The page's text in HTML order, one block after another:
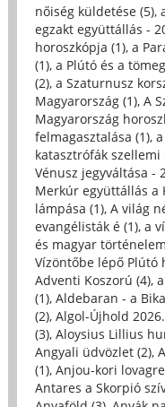
nőiség küldetése (5),
egzakt együttállás -
horoszkópja (1), a
(1), a Plútó és a
(2), a Szaturnusz
Magyarország (1), A
Magyarország
felmagasztalása (1),
katasztrófák szellemi
Vénusz jegyváltása -
Merkúr együttállás a
lámpása (1), A világ
evangélisták é (1), a
és magyar
Vízöntőbe lépő Plútó
Adventi Koszorú (4),
(1), Aldebaran - a
(2), Algol-Újhold
(3), Aloysius Lillius
Angyali üdvözlet (2),
(1), Anjou-kori
Antares a Skorpió